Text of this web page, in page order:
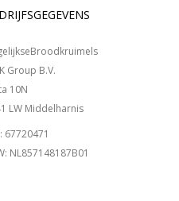
Group B.V.
10N
LW Middelharnis
67720471
NL857148187B01